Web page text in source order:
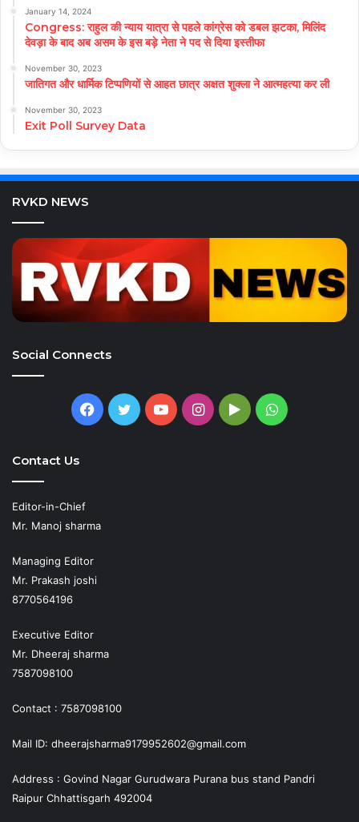
January 14, 2024
Congress: राहुल की न्याय यात्रा से पहले कांग्रेस को डबल झटका, मिलिंद
देवड़ा के बाद अब असम के इस बड़े नेता ने पद से दिया इस्तीफा
November 30, 2023
जातिगत और धार्मिक टिप्पणियों से आहत छात्र अक्षत शुक्ला ने आत्महत्या कर ली
November 30, 2023
Exit Poll Survey Data
RVKD NEWS
Social Connects
Facebook
TwitterYouTubeInstagram
GoogleWhatsApp
Contact Us
Editor-in-Chief
Mr. Manoj sharma
Managing Editor
Mr. Prakash joshi
8770564196
Executive Editor
Mr. Dheeraj sharma
7587098100
Contact : 7587098100
Mail ID: dheerajsharma9179952602@gmail.com
Address : Govind Nagar Gurudwara Purana bus stand Pandri
Raipur Chhattisgarh 492004